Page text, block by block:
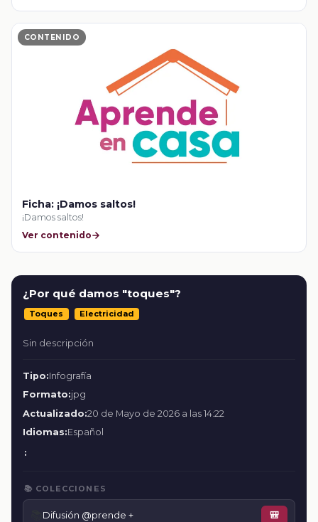
CONTENIDO
Ficha: ¡Damos saltos!
¡Damos saltos!
Ver contenido
¿Por qué damos "toques"?
Toques Electricidad
Sin descripción
Tipo:Infografía
Formato:jpg
Actualizado:20 de Mayo de 2026 a las 14:22
Idiomas:Español
:
📚 COLECCIONES
Difusión @prende + 🎒